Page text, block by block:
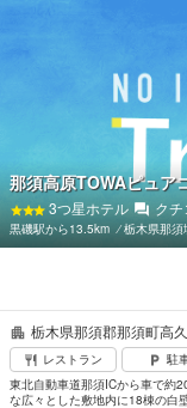
にはマッサージ, カラオケなど
栃木県那須郡那須町高
レストラン
駐
東北自動車道那須ICから車で約
な広々とした敷地内に18棟の白
那須高原TOWAピュア
3つ星ホテル ク
黒磯駅から13.5km ⁄栃木県那須